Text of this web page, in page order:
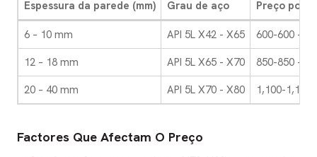
Espessura da parede (mm) Grau de aço Preço por
6 – 10 mm API 5L X42 - X65
600-600 –
12 – 18 mm
API 5L X65 - X70
850-850 –
20 – 40 mm
API 5L X70 - X80 1,100-1,100
Factores Que Afectam O Preço